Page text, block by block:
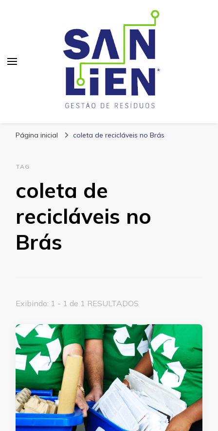
Página inicial coleta de recicláveis no Brás
TAG
coleta de
recicláveis no
Brás
Exibindo: 1 - 1 de 1 RESULTADOS